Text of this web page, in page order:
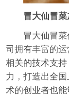
冒大仙冒
冒大仙冒
司拥有丰富的
相关的技术支
力，打造出全
术的创业者也能